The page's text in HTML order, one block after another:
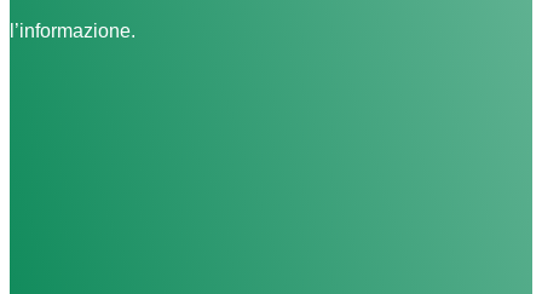
l’informazione.